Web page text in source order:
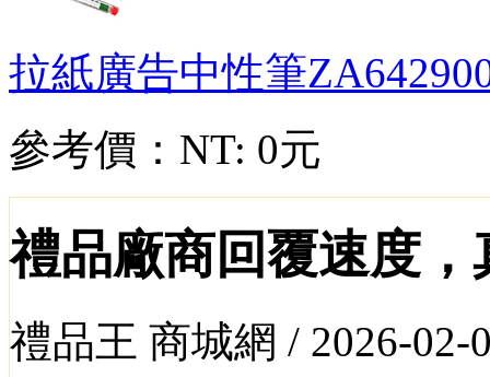
拉紙廣告中性筆
參考價： NT: 0元
禮品廠商回覆速度
禮品王 商城網 / 2026-02-